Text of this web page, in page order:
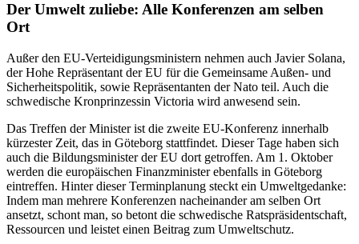
Der Umwelt zuliebe: Alle Konferenzen am selben
Ort
Außer den EU-Verteidigungsministern nehmen auch Javier Solana,
der Hohe Repräsentant der EU für die Gemeinsame Außen- und
Sicherheitspolitik, sowie Repräsentanten der Nato teil. Auch die
schwedische Kronprinzessin Victoria wird anwesend sein.
Das Treffen der Minister ist die zweite EU-Konferenz innerhalb
kürzester Zeit, das in Göteborg stattfindet. Dieser Tage haben sich
auch die Bildungsminister der EU dort getroffen. Am 1. Oktober
werden die europäischen Finanzminister ebenfalls in Göteborg
eintreffen. Hinter dieser Terminplanung steckt ein Umweltgedanke:
Indem man mehrere Konferenzen nacheinander am selben Ort
ansetzt, schont man, so betont die schwedische Ratspräsidentschaft,
Ressourcen und leistet einen Beitrag zum Umweltschutz.